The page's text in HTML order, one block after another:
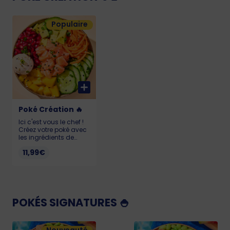
Poké Création 🔥
Ici c'est vous le chef !
Créez votre poké avec
les ingrédients de
d'1 millions de
Pour consulter la liste
des allergènes de nos
vous tourner vers notre
11,99€
Populaire
POKÉS SIGNATURES 🍚